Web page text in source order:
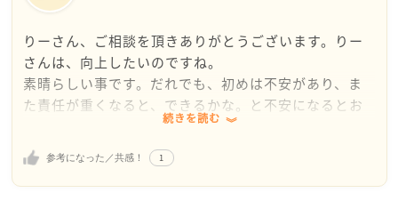
りーさん、ご相談を頂きありがとうございます。りー
さんは、向上したいのですね。
素晴らしい事です。だれでも、初めは不安があり、ま
た責任が重くなると、できるかな。と不安になるとお
もいます。でも、大きな目でみれば、大した事はない
です。
どうかまずは、ご自分に自信を持って下さい。不安な
気持ちがある中、大学時代はご自分でご実家を出て、
続きを読む
参考になった／共感！ 1